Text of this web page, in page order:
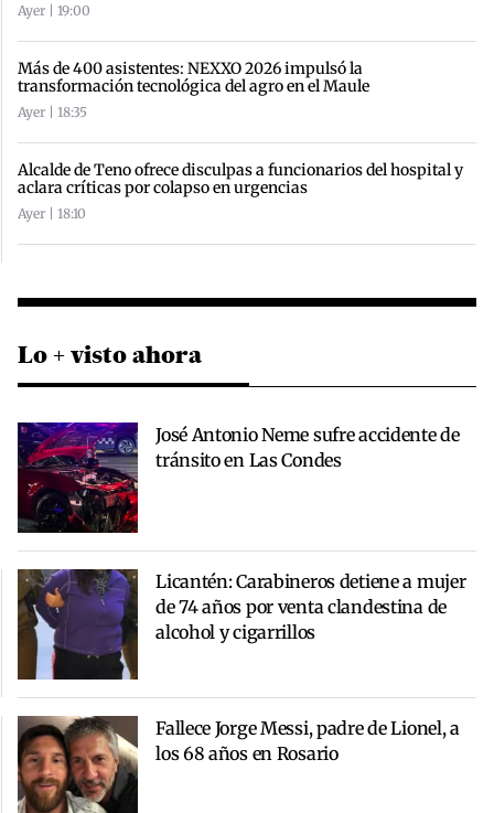
Ayer | 19:00
Más de 400 asistentes: NEXXO 2026 impulsó la
transformación tecnológica del agro en el Maule
Ayer | 18:35
Alcalde de Teno ofrece disculpas a funcionarios del hospital y
aclara críticas por colapso en urgencias
Ayer | 18:10
Lo + visto ahora
José Antonio Neme sufre accidente de
tránsito en Las Condes
Licantén: Carabineros detiene a mujer
de 74 años por venta clandestina de
alcohol y cigarrillos
Fallece Jorge Messi, padre de Lionel, a
los 68 años en Rosario